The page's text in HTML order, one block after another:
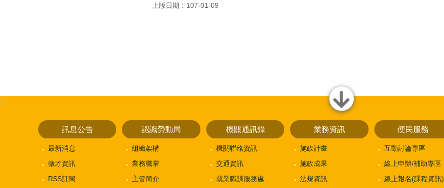
上版日期：107-01-09
close
:::
訊息公告
最新消息
徵才資訊
RSS訂閱
認識勞動局
組織架構
業務職掌
主管簡介
機關通訊錄
機關聯絡資訊
交通資訊
就業職訓服務處
業務資訊
施政計畫
施政成果
法規資訊
便民服務
互動討論專區
線上申辦/補助專區
線上報名(課程資訊)